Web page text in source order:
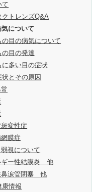
て
クトレンズQ&A
気について
の目の病気について
の目の発達
に多い目の症状
状とその原因
変性症
膜症
視について
ギー性結膜炎 他
鼻涙管閉塞 他
康情報